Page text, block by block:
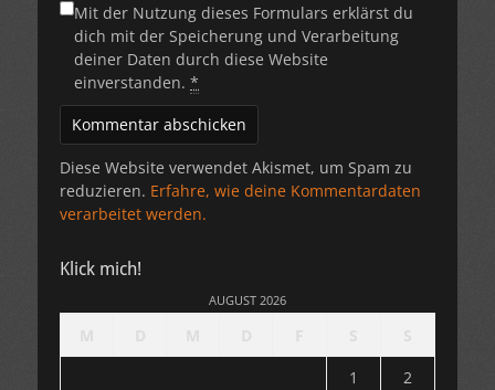
Mit der Nutzung dieses Formulars erklärst du
dich mit der Speicherung und Verarbeitung
deiner Daten durch diese Website
einverstanden. *
Diese Website verwendet Akismet, um Spam zu
reduzieren. Erfahre, wie deine Kommentardaten
verarbeitet werden.
Klick mich!
AUGUST 2026
1
2